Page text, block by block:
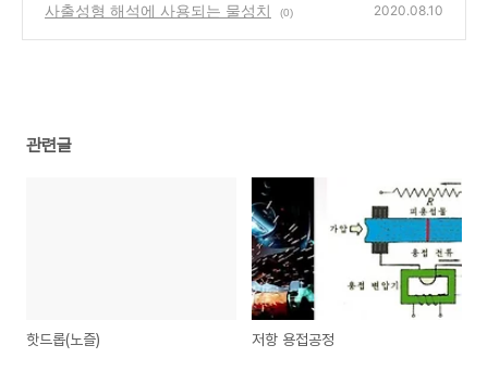
사출성형 해석에 사용되는 물성치 (0) 2020.08.10
관련글
핫드롭(노즐) 저항 용접공정